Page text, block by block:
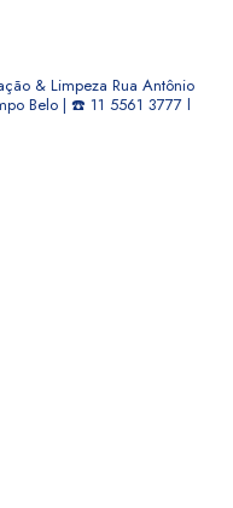
& Limpeza Rua Antônio
Belo | ☎️ 11 5561 3777 l